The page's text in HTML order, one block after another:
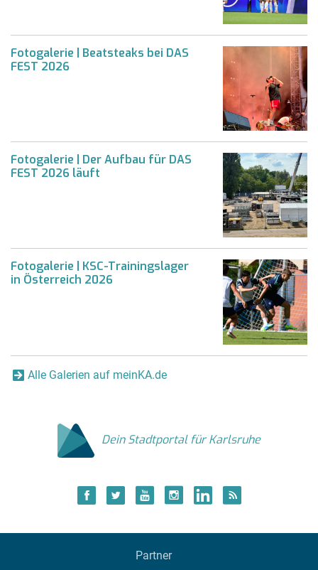
Fotogalerie | Beatsteaks bei DAS
FEST 2026
Fotogalerie | Der Aufbau für DAS
FEST 2026 läuft
Fotogalerie | KSC-Trainingslager
in Österreich 2026
Alle Galerien auf meinKA.de
Dein Stadtportal für Karlsruhe
Partner